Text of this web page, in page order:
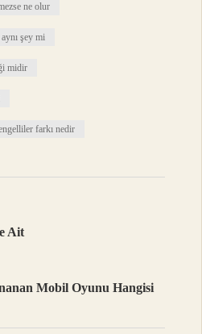
ne olur
şey mi
midir
farkı nedir
Ait
Mobil Oyunu Hangisi